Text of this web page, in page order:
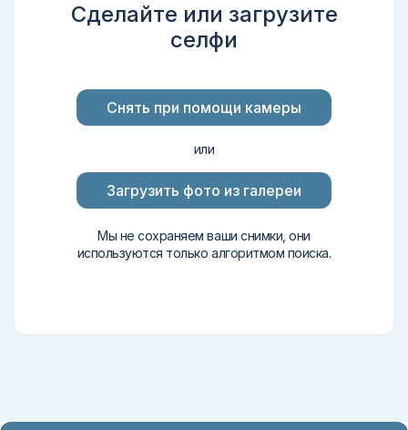
Сделайте или загрузите
селфи
Снять при помощи камеры
или
Загрузить фото из галереи
Мы не сохраняем ваши снимки, они
используются только алгоритмом поиска.